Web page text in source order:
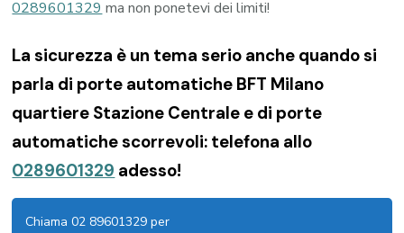
0289601329 ma non ponetevi dei limiti!
La sicurezza è un tema serio anche quando si
parla di porte automatiche BFT Milano
quartiere Stazione Centrale e di porte
automatiche scorrevoli: telefona allo
0289601329 adesso!
Chiama 02 89601329 per